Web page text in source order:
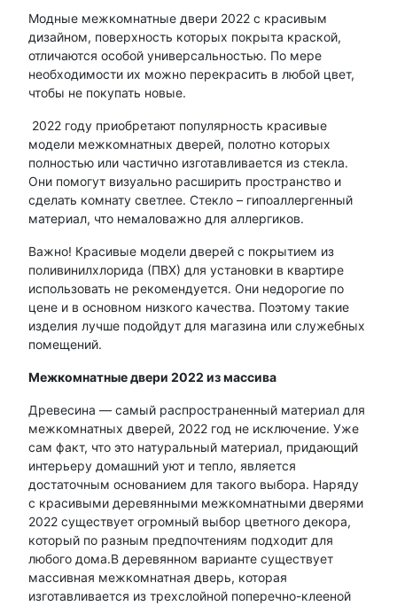
Модные межкомнатные двери 2022 с красивым
дизайном, поверхность которых покрыта краской,
отличаются особой универсальностью. По мере
необходимости их можно перекрасить в любой цвет,
чтобы не покупать новые.
2022 году приобретают популярность красивые
модели межкомнатных дверей, полотно которых
полностью или частично изготавливается из стекла.
Они помогут визуально расширить пространство и
сделать комнату светлее. Стекло – гипоаллергенный
материал, что немаловажно для аллергиков.
Важно! Красивые модели дверей с покрытием из
поливинилхлорида (ПВХ) для установки в квартире
использовать не рекомендуется. Они недорогие по
цене и в основном низкого качества. Поэтому такие
изделия лучше подойдут для магазина или служебных
помещений.
Межкомнатные двери 2022 из массива
Древесина — самый распространенный материал для
межкомнатных дверей, 2022 год не исключение. Уже
сам факт, что это натуральный материал, придающий
интерьеру домашний уют и тепло, является
достаточным основанием для такого выбора. Наряду
с красивыми деревянными межкомнатными дверями
2022 существует огромный выбор цветного декора,
который по разным предпочтениям подходит для
любого дома.В деревянном варианте существует
массивная межкомнатная дверь, которая
изготавливается из трехслойной поперечно-клееной